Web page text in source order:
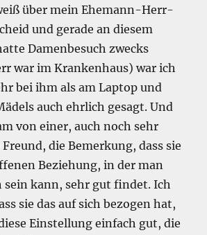
über mein Ehemann-Herr-
und gerade an diesem
Damenbesuch zwecks
war im Krankenhaus) war ich
bei ihm als am Laptop und
auch ehrlich gesagt. Und
von einer, auch noch sehr
die Bemerkung, dass sie
Beziehung, in der man
sein kann, sehr gut findet. Ich
sie das auf sich bezogen hat,
Einstellung einfach gut, die